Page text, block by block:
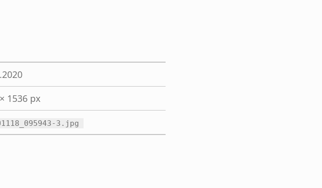
1536 px
3.jpg